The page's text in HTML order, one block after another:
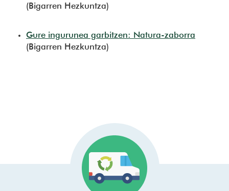
(Bigarren Hezkuntza)
Gure ingurunea garbitzen: Natura-zaborra
(Bigarren Hezkuntza)